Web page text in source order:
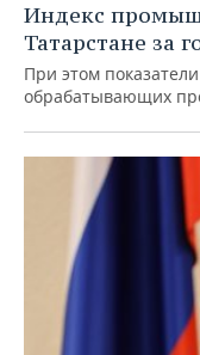
Индекс
Татарстане за
При этом
обрабатывающих